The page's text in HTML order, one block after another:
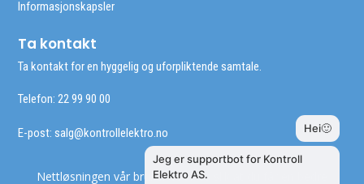
Informasjonskapsler
Ta kontakt
Ta kontakt for en hyggelig og uforpliktende samtale.
Telefon: 22 99 90 00
E-post: salg@kontrollelektro.no
Nettløsningen vår bruker cookies slik at du får en bedre